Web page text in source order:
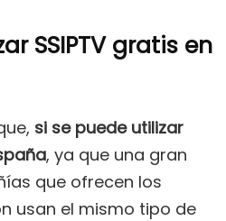
SSIPTV gratis en
si se puede utilizar
, ya que una gran
que ofrecen los
usan el mismo tipo de